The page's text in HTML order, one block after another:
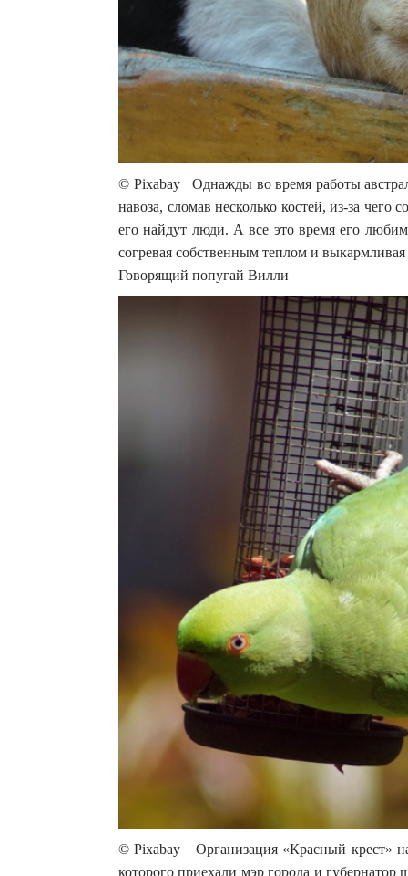
© Pixabay Однажды во время работы
навоза, сломав несколько костей, из-за
его найдут люди. А все это время его
согревая собственным теплом и
Говорящий попугай Вилли
© Pixabay Организация «Красный крест»
которого приехали мэр города и губернатор